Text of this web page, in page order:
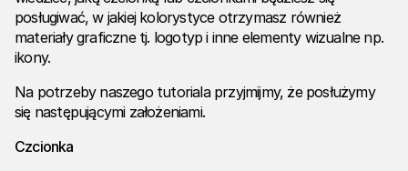
posługiwać, w jakiej kolorystyce otrzymasz również
materiały graficzne tj. logotyp i inne elementy wizualne np.
ikony.
Na potrzeby naszego tutoriala przyjmijmy, że posłużymy
się następującymi założeniami.
Czcionka